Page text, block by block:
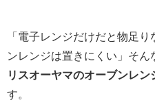
「電子レンジだけだと物足
ンレンジは置きにくい」そん
リスオーヤマのオーブンレ
す。